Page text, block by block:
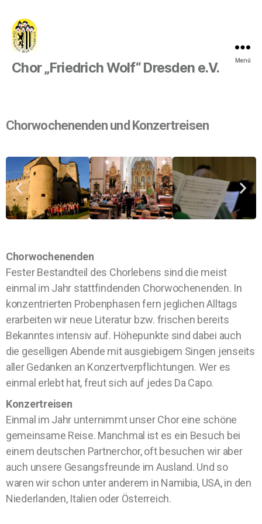
Chor „Friedrich Wolf“ Dresden e.V. Menü
Chorwochenenden und Konzertreisen
Chorwochenenden
Fester Bestandteil des Chorlebens sind die meist
einmal im Jahr stattfindenden Chorwochenenden. In
konzentrierten Probenphasen fern jeglichen Alltags
erarbeiten wir neue Literatur bzw. frischen bereits
Bekanntes intensiv auf. Höhepunkte sind dabei auch
die geselligen Abende mit ausgiebigem Singen jenseits
aller Gedanken an Konzertverpflichtungen. Wer es
einmal erlebt hat, freut sich auf jedes Da Capo.
Konzertreisen
Einmal im Jahr unternimmt unser Chor eine schöne
gemeinsame Reise. Manchmal ist es ein Besuch bei
einem deutschen Partnerchor, oft besuchen wir aber
auch unsere Gesangsfreunde im Ausland. Und so
waren wir schon unter anderem in Namibia, USA, in den
Niederlanden, Italien oder Österreich.